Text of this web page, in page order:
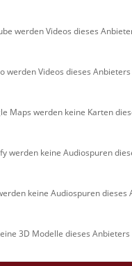
als 80 % der
Aber die
Untersuchung fossiler
die mehrere
rekonstruiert.
Gesteinen
Land unmittelbar nach
Wäldern verlief nicht
dass noch höhere
Zusammenbruch
werden Videos dieses
werden Videos dieses
Maps werden keine Karten
werden keine Audiospuren
keine Audiospuren dieses
3D Modelle dieses Anbieters